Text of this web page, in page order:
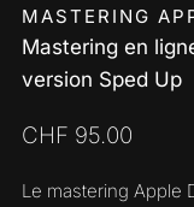
MASTERING
Mastering en
version Sped Up
CHF 95.00
Le mastering Apple